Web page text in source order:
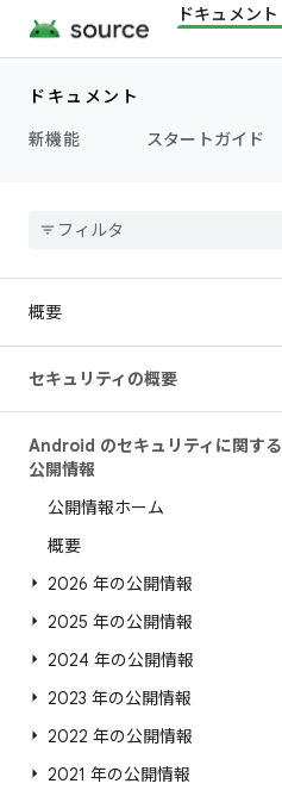
ドキュメント
ドキュメント
新機能
スタートガイド
概要
セキュリティの概要
Android のセキュリティに関する
公開情報
公開情報ホーム
概要
2026 年の公開情報
2025 年の公開情報
2024 年の公開情報
2023 年の公開情報
2022 年の公開情報
2021 年の公開情報